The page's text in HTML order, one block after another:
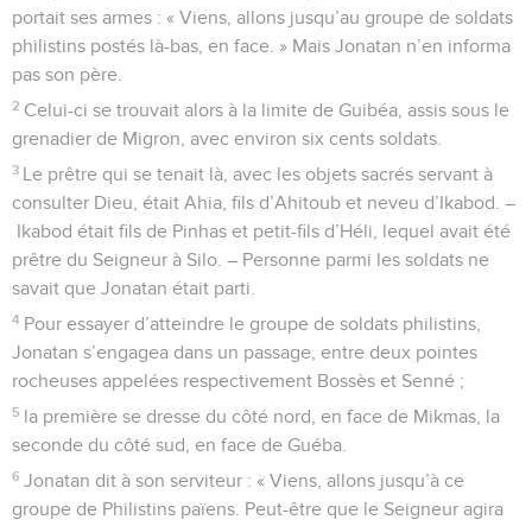
portait ses armes : « Viens, allons jusqu’au groupe de soldats
philistins postés là-bas, en face. » Mais Jonatan n’en informa
pas son père.
2 Celui-ci se trouvait alors à la limite de Guibéa, assis sous le
grenadier de Migron, avec environ six cents soldats.
3 Le prêtre qui se tenait là, avec les objets sacrés servant à
consulter Dieu, était Ahia, fils d’Ahitoub et neveu d’Ikabod. –
Ikabod était fils de Pinhas et petit-fils d’Héli, lequel avait été
prêtre du Seigneur à Silo. – Personne parmi les soldats ne
savait que Jonatan était parti.
4 Pour essayer d’atteindre le groupe de soldats philistins,
Jonatan s’engagea dans un passage, entre deux pointes
rocheuses appelées respectivement Bossès et Senné ;
5 la première se dresse du côté nord, en face de Mikmas, la
seconde du côté sud, en face de Guéba.
6 Jonatan dit à son serviteur : « Viens, allons jusqu’à ce
groupe de Philistins païens. Peut-être que le Seigneur agira